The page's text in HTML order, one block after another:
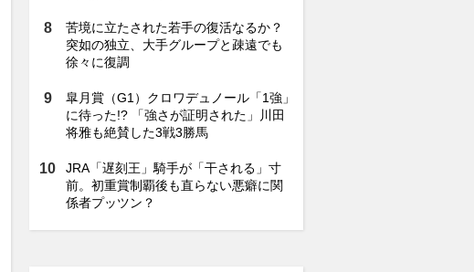
苦境に立たされた若手の復活なるか？
突如の独立、大手グループと疎遠でも
徐々に復調
皐月賞（G1）クロワデュノール「1強」
に待った!? 「強さが証明された」川田
将雅も絶賛した3戦3勝馬
JRA「遅刻王」騎手が「干される」寸
前。初重賞制覇後も直らない悪癖に関
係者プッツン？